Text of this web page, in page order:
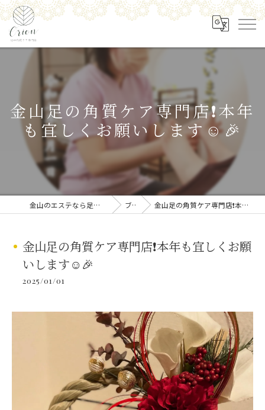
金山足の角質ケア専門店❗️本年
も宜しくお願いします☺️🎉
金山のエステなら足の角質ケア専門店 Orion ブログ 金山足の角質ケア専門店❗️本年も宜しくお願いします☺️🎉
金山足の角質ケア専門店❗️本年も宜しくお願
いします☺️🎉
2025/01/01